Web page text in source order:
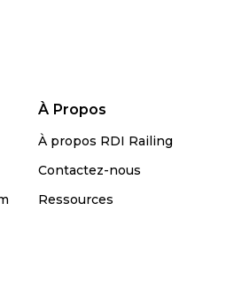
À Propos
À propos RDI Railing
Contactez-nous
Ressources